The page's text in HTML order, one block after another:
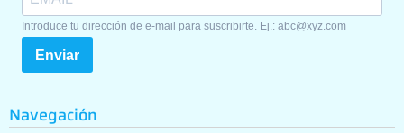
Navegación
Introduce tu dirección de e-mail para suscribirte. Ej.: abc@xyz.com
Enviar